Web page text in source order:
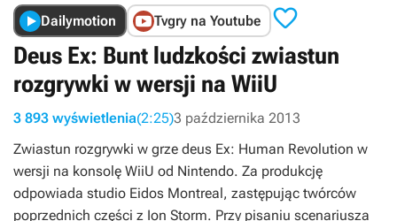
Dailymotion Tvgry na Youtube 
Deus Ex: Bunt ludzkości zwiastun
rozgrywki w wersji na WiiU
3 893 wyświetlenia(2:25)3 października 2013
Zwiastun rozgrywki w grze deus Ex: Human Revolution w
wersji na konsolę WiiU od Nintendo. Za produkcję
odpowiada studio Eidos Montreal, zastępując twórców
poprzednich części z Ion Storm. Przy pisaniu scenariusza